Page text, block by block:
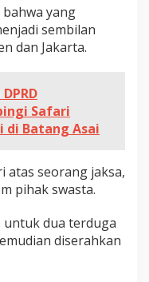
yang
sembilan
dan Jakarta.
Safari
di Batang Asai
atas seorang jaksa,
pihak swasta.
untuk dua terduga
diserahkan